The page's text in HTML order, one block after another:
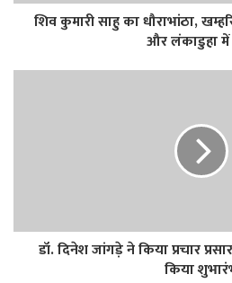
शिव कुमारी साहु का धौराभांठा,
और लंकाडुहा में
डॉ. दिनेश जांगड़े ने किया प्रचार
किया